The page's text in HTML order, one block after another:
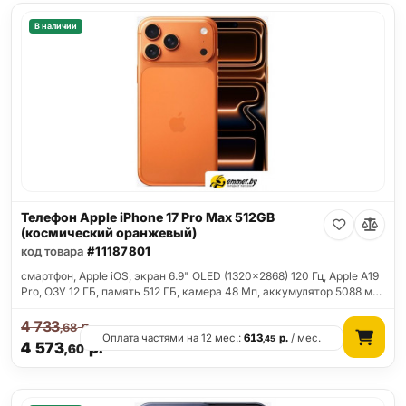
В наличии
Телефон Apple iPhone 17 Pro Max 512GB
(космический оранжевый)
код товара #11187801
смартфон, Apple iOS, экран 6.9" OLED (1320x2868) 120 Гц, Apple A19
Pro, ОЗУ 12 ГБ, память 512 ГБ, камера 48 Мп, аккумулятор 5088 м…
4 573,60 р.
4 733,68р.
Оплата частями на 12 мес.:613,45 р./ мес.